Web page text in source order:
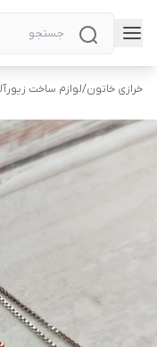
خرازی خاتون/لوازم ساخت